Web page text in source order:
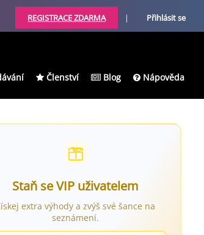
REGISTRACE ZDARMA | Přihlásit se
Členství Blog Nápověda
Staň se VIP uživatelem
extra výhody a zvýš své šance na
seznámení.